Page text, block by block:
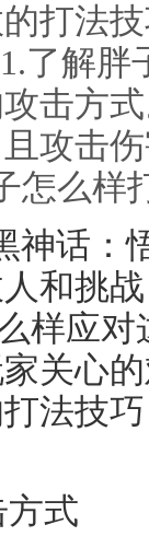
打法
了解
击方
攻击
怎么样
神话：
和挑
样应
关心
法技
方式